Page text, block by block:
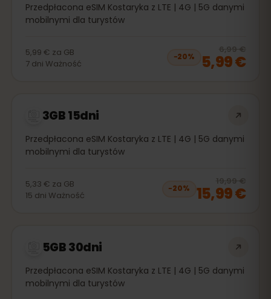
Przedpłacona eSIM Kostaryka z LTE | 4G | 5G danymi
mobilnymi dla turystów
5,99 € za GB
7 dni Ważność
−20%
6,99 €
5,99 €
3GB 15dni
Przedpłacona eSIM Kostaryka z LTE | 4G | 5G danymi
mobilnymi dla turystów
5,33 € za GB
15 dni Ważność
−20%
19,99 €
15,99 €
5GB 30dni
Przedpłacona eSIM Kostaryka z LTE | 4G | 5G danymi
mobilnymi dla turystów